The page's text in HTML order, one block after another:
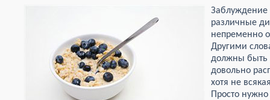
Заблуждение
различные
непременно
Другими
должны быть
довольно
хотя не
Просто